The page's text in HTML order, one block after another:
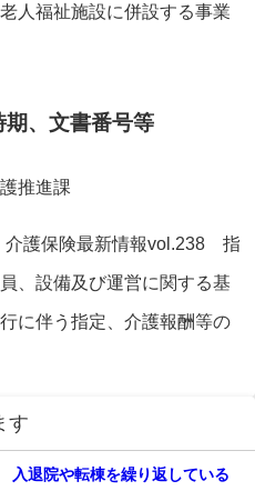
人福祉施設に併設する事業
、文書番号等
推進課
護保険最新情報vol.238 指
、設備及び運営に関する基
に伴う指定、介護報酬等の
す
入退院や転棟を繰り返している